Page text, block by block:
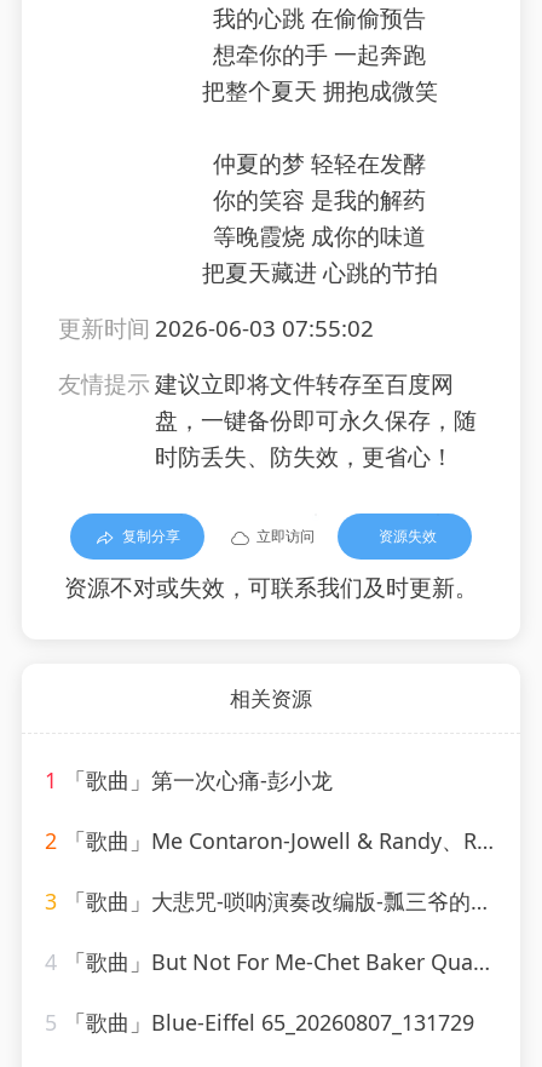
我的心跳 在偷偷预告
想牵你的手 一起奔跑
把整个夏天 拥抱成微笑
仲夏的梦 轻轻在发酵
你的笑容 是我的解药
等晚霞烧 成你的味道
把夏天藏进 心跳的节拍
更新时间 2026-06-03 07:55:02
友情提示建议立即将文件转存至百度网
盘，一键备份即可永久保存，随
时防丢失、防失效，更省心！
复制分享 立即访问 资源失效
资源不对或失效，可联系我们及时更新。
相关资源
1 「歌曲」第一次心痛-彭小龙
2 「歌曲」Me Contaron-Jowell & Randy、Rauw Alejandro
3 「歌曲」大悲咒-唢呐演奏改编版-瓢三爷的小喇叭
4 「歌曲」But Not For Me-Chet Baker Quartet
5 「歌曲」Blue-Eiffel 65_20260807_131729